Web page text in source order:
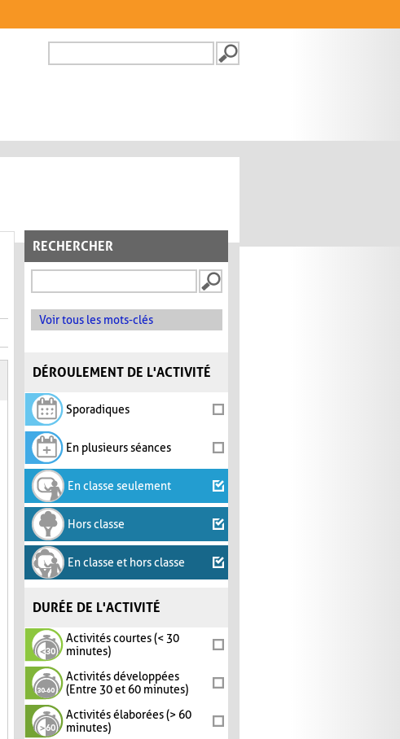
FORMULAIRE DE
RECHERCHER
Voir tous les mots-clés
DÉROULEMENT DE L'ACTIVITÉ
Sporadiques
En plusieurs séances
En classe seulement
Hors classe
En classe et hors classe
DURÉE DE L'ACTIVITÉ
Activités courtes (< 30
minutes)
Activités développées
(Entre 30 et 60 minutes)
Activités élaborées (> 60
minutes)